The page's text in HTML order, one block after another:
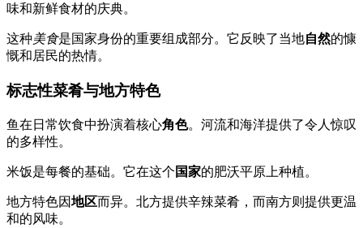
味和新鲜食材的庆典。
这种美食是国家身份的重要组成部分。它反映了当地自然的慷
慨和居民的热情。
标志性菜肴与地方特色
鱼在日常饮食中扮演着核心角色。河流和海洋提供了令人惊叹
的多样性。
米饭是每餐的基础。它在这个 国家的肥沃平原上种植。
地方特色因地区而异。北方提供辛辣菜肴，而南方则提供更温
和的风味。